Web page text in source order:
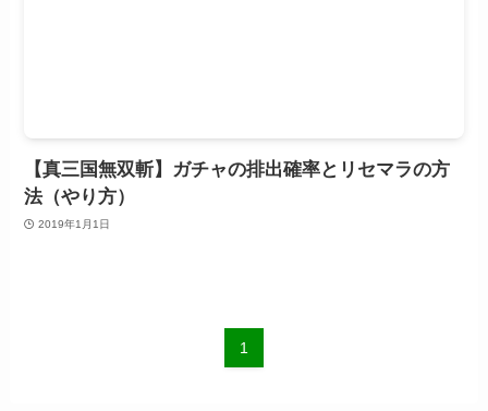
【真三国無双斬】ガチャの排出確率とリセマラの方
法（やり方）
2019年1月1日
1